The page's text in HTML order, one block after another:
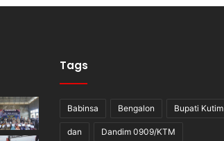
Tags
Babinsa Bengalon Bupati Kutim
dan Dandim 0909/KTM